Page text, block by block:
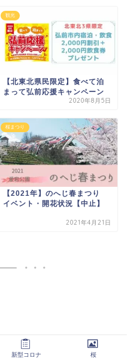
観光
【北東北県民限定】食べて泊
まって弘前応援キャンペーン
2020年8月5日
桜まつり
【2021年】のへじ春まつり
イベント・開花状況【中止】
2021年4月21日
新型コロナ 桜